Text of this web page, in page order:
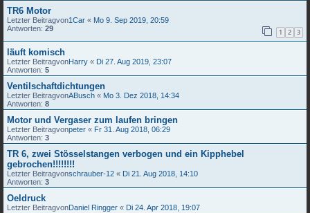
TR6 Motor
Letzter Beitragvon1Car « Mo 9. Sep 2019, 20:59
Antworten: 29 1 2 3
läuft komisch
Letzter BeitragvonHarry « Di 27. Aug 2019, 23:07
Antworten: 5
Ventilschaftdichtungen
Letzter BeitragvonABusch « Mo 3. Dez 2018, 14:34
Antworten: 8
Motor und Vergaser zum laufen bringen
Letzter Beitragvonpeter « Fr 31. Aug 2018, 06:29
Antworten: 3
TR 6, zwei Stösselstangen verbogen und ein Kipphebel
gebrochen!!!!!!!!
Letzter Beitragvonschrauber-12 « Di 21. Aug 2018, 14:10
Antworten: 3
Oeldruck
Letzter BeitragvonDaniel Ringger « Di 24. Apr 2018, 19:07